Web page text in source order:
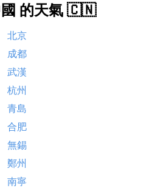
國 的天氣 🇨🇳
北京
成都
武漢
杭州
青島
合肥
無錫
鄭州
南寧